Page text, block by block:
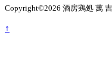
Copyright©2026 酒房鶏処 萬
↑